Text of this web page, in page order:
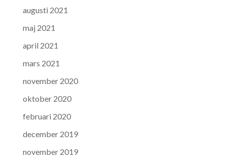
augusti 2021
maj 2021
april 2021
mars 2021
november 2020
oktober 2020
februari 2020
december 2019
november 2019